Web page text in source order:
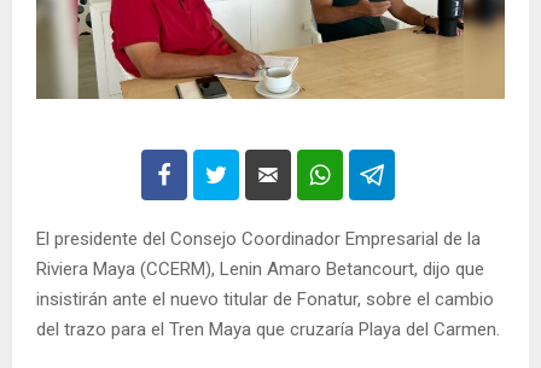
El presidente del Consejo Coordinador Empresarial de la
Riviera Maya (CCERM), Lenin Amaro Betancourt, dijo que
insistirán ante el nuevo titular de Fonatur, sobre el cambio
del trazo para el Tren Maya que cruzaría Playa del Carmen.